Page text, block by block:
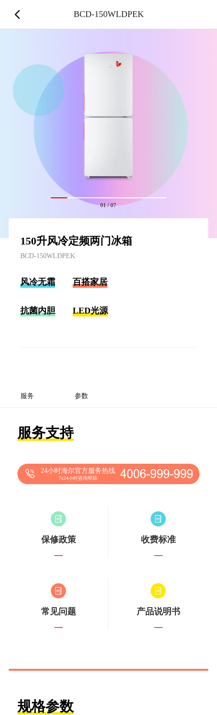
01/07
150升风冷定频两门冰箱
BCD-150WLDPEK
风冷无霜 百搭家居
抗菌内胆 LED光源
服务 参数
服务支持
24小时海尔官方服务热线
7x24小时咨询帮助
保修政策 收费标准
常见问题 产品说明书
规格参数
BCD-150WLDPEK